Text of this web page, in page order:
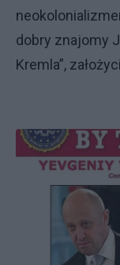
dobry znajomy
Kremla”,